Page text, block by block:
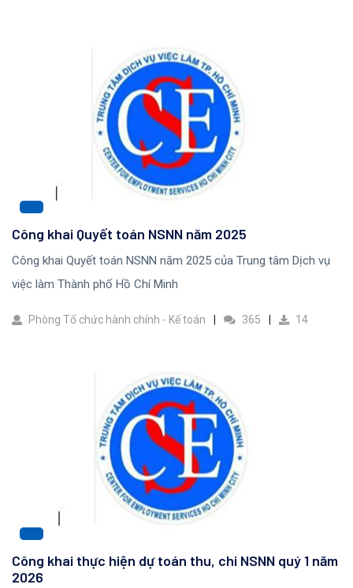
Công khai Quyết toán NSNN năm 2025
Công khai Quyết toán NSNN năm 2025 của Trung tâm Dịch vụ
việc làm Thành phố Hồ Chí Minh
Phòng Tổ chức hành chính - Kế toán 365 14
Công khai thực hiện dự toán thu, chi NSNN quý 1 năm
2026